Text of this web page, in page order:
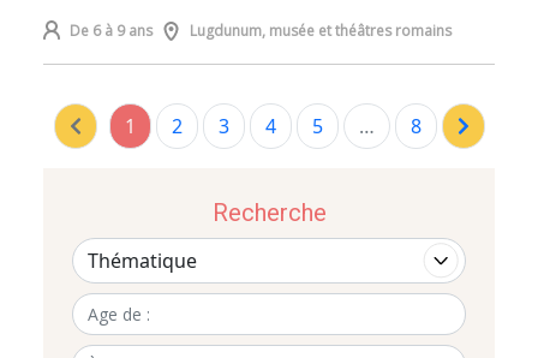
De 6 à 9 ans Lugdunum, musée et théâtres romains
1 2 3 4 5 … 8
Recherche